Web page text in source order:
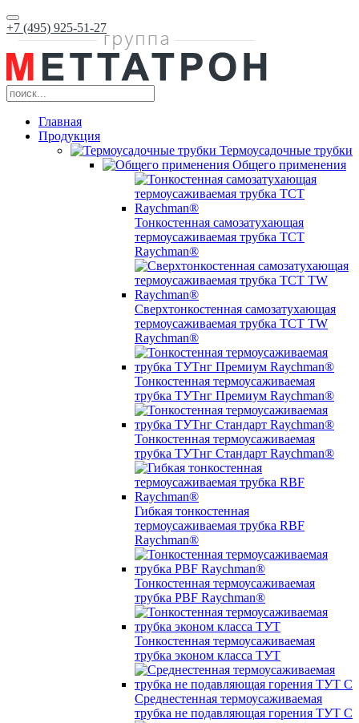
+7 (495) 925-51-27
Главная
Продукция
Термоусадочные трубки
Общего применения
Тонкостенная самозатухающая
термоусаживаемая трубка ТCT
Raychman®
Сверхтонкостенная самозатухающая
термоусаживаемая трубка ТCT TW
Raychman®
Тонкостенная термоусаживаемая
трубка ТУТнг Премиум Raychman®
Тонкостенная термоусаживаемая
трубка ТУТнг Стандарт Raychman®
Гибкая тонкостенная
термоусаживаемая трубка RBF
Raychman®
Тонкостенная термоусаживаемая
трубка PBF Raychman®
Тонкостенная термоусаживаемая
трубка эконом класса ТУТ
Среднестенная термоусаживаемая
трубка не подавляющая горения ТУТ С